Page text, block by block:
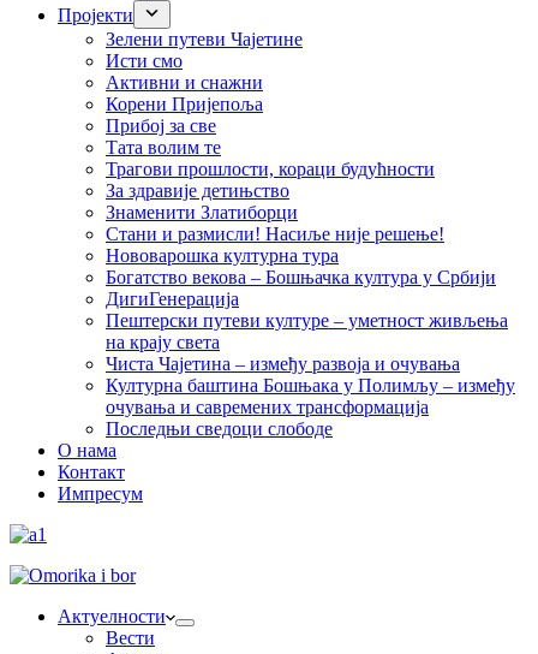
Пројекти
Зелени путеви Чајетине
Исти смо
Активни и снажни
Корени Пријепоља
Прибој за све
Тата волим те
Трагови прошлости, кораци будућности
За здравије детињство
Знаменити Златиборци
Стани и размисли! Насиље није решење!
Нововарошка културна тура
Богатство векова – Бошњачка култура у Србији
ДигиГенерација
Пештерски путеви културе – уметност живљења
на крају света
Чиста Чајетина – између развоја и очувања
Културна баштина Бошњака у Полимљу – између
очувања и савремених трансформација
Последњи сведоци слободе
О нама
Контакт
Импресум
Актуелности
Вести